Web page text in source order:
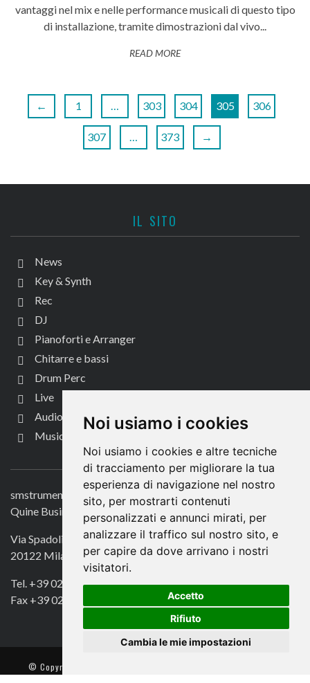
Noi usiamo i cookies
Noi usiamo i cookies e altre tecniche
di tracciamento per migliorare la tua
esperienza di navigazione nel nostro
sito, per mostrarti contenuti
personalizzati e annunci mirati, per
analizzare il traffico sul nostro sito, e
per capire da dove arrivano i nostri
visitatori.
Accetto
Rifiuto
Cambia le mie impostazioni
vantaggi nel mix e nelle performance musicali di questo tipo
di installazione, tramite dimostrazioni dal vivo...
READ MORE
← 1 303 304 305 306
307 373 →
IL SITO
News
Key & Synth
Rec
DJ
Pianoforti e Arranger
Chitarre e bassi
Drum Perc
Live
Audio per video
Music Life
CONTATTACI
smstrumentimusicali.it
Quine Business Publisher
Via Spadolini 7
20122 Milano
Tel. +39 02 49756990
Fax +39 02 72016740
© Copyright 2018. All Rights Reserved -